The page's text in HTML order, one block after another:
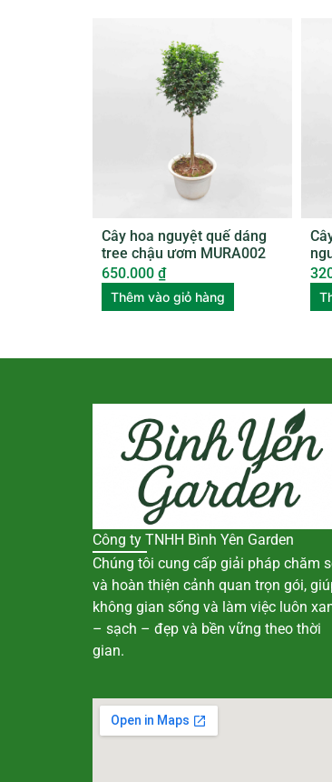
Cây hoa nguyệt quế dáng
tree chậu ươm MURA002
650.000 ₫
Thêm vào giỏ hàng
Công ty TNHH Bình Yên Garden
Chúng tôi cung cấp giải pháp chăm
và hoàn thiện cảnh quan trọn gói,
không gian sống và làm việc luôn
– sạch – đẹp và bền vững theo thời
gian.